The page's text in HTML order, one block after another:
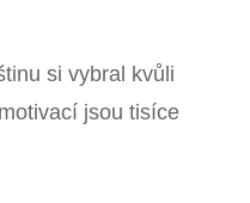
si vybral kvůli
jsou tisíce